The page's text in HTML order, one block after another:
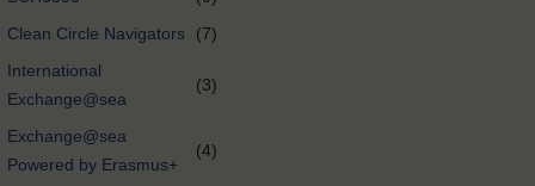
Clean Circle Navigators
(7)
International
Exchange@sea
(3)
Exchange@sea
Powered by Erasmus+
(4)